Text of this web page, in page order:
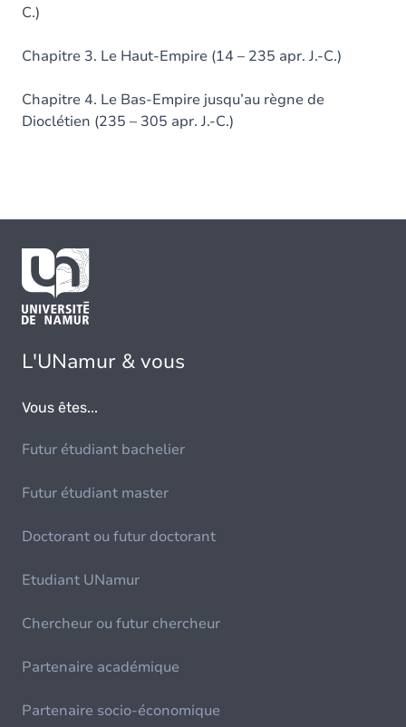
C.)
Chapitre 3. Le Haut-Empire (14 – 235 apr. J.-C.)
Chapitre 4. Le Bas-Empire jusqu’au règne de
Dioclétien (235 – 305 apr. J.-C.)
L'UNamur & vous
Vous êtes...
Futur étudiant bachelier
Futur étudiant master
Doctorant ou futur doctorant
Etudiant UNamur
Chercheur ou futur chercheur
Partenaire académique
Partenaire socio-économique